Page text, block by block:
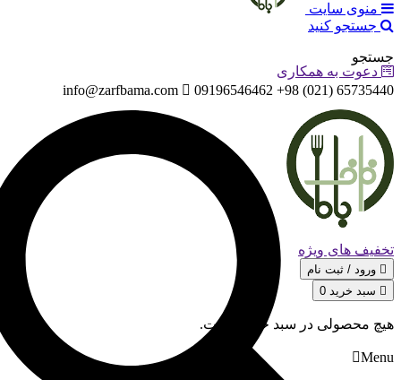
منوی سایت
جستجو کنید
جستجو
دعوت به همکاری
65735440 (021) 98+ 09196546462
info@zarfbama.com
تخفیف های ویژه
سبد خرید 0
هیچ محصولی در سبد خرید نیست.
Menu